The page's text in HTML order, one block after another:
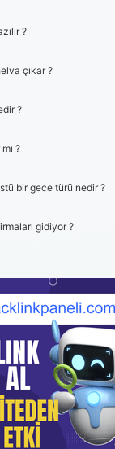
?
çıkar ?
?
?
bir gece türü nedir ?
gidiyor ?